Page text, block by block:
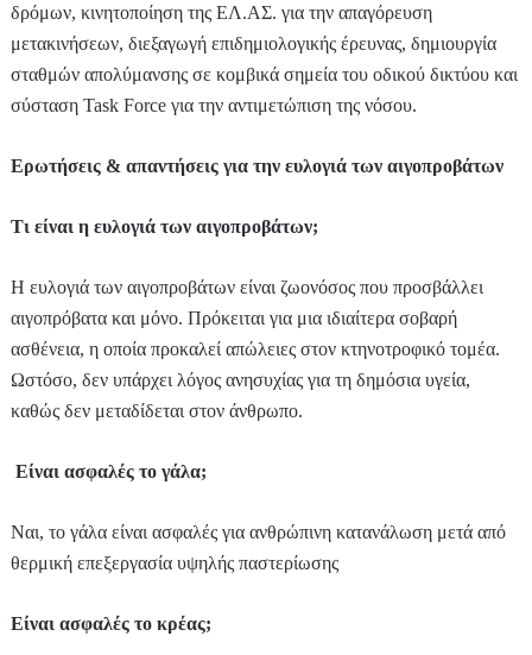
δρόμων, κινητοποίηση της ΕΛ.ΑΣ. για την απαγόρευση
μετακινήσεων, διεξαγωγή επιδημιολογικής έρευνας, δημιουργία
σταθμών απολύμανσης σε κομβικά σημεία του οδικού δικτύου και
σύσταση Task Force για την αντιμετώπιση της νόσου.
Ερωτήσεις & απαντήσεις για την ευλογιά των αιγοπροβάτων
Τι είναι η ευλογιά των αιγοπροβάτων;
Η ευλογιά των αιγοπροβάτων είναι ζωονόσος που προσβάλλει
αιγοπρόβατα και μόνο. Πρόκειται για μια ιδιαίτερα σοβαρή
ασθένεια, η οποία προκαλεί απώλειες στον κτηνοτροφικό τομέα.
Ωστόσο, δεν υπάρχει λόγος ανησυχίας για τη δημόσια υγεία,
καθώς δεν μεταδίδεται στον άνθρωπο.
Είναι ασφαλές το γάλα;
Ναι, το γάλα είναι ασφαλές για ανθρώπινη κατανάλωση μετά από
θερμική επεξεργασία υψηλής παστερίωσης
Είναι ασφαλές το κρέας;